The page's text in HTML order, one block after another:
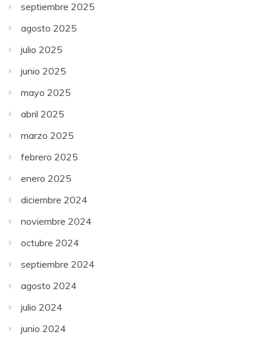
septiembre 2025
agosto 2025
julio 2025
junio 2025
mayo 2025
abril 2025
marzo 2025
febrero 2025
enero 2025
diciembre 2024
noviembre 2024
octubre 2024
septiembre 2024
agosto 2024
julio 2024
junio 2024